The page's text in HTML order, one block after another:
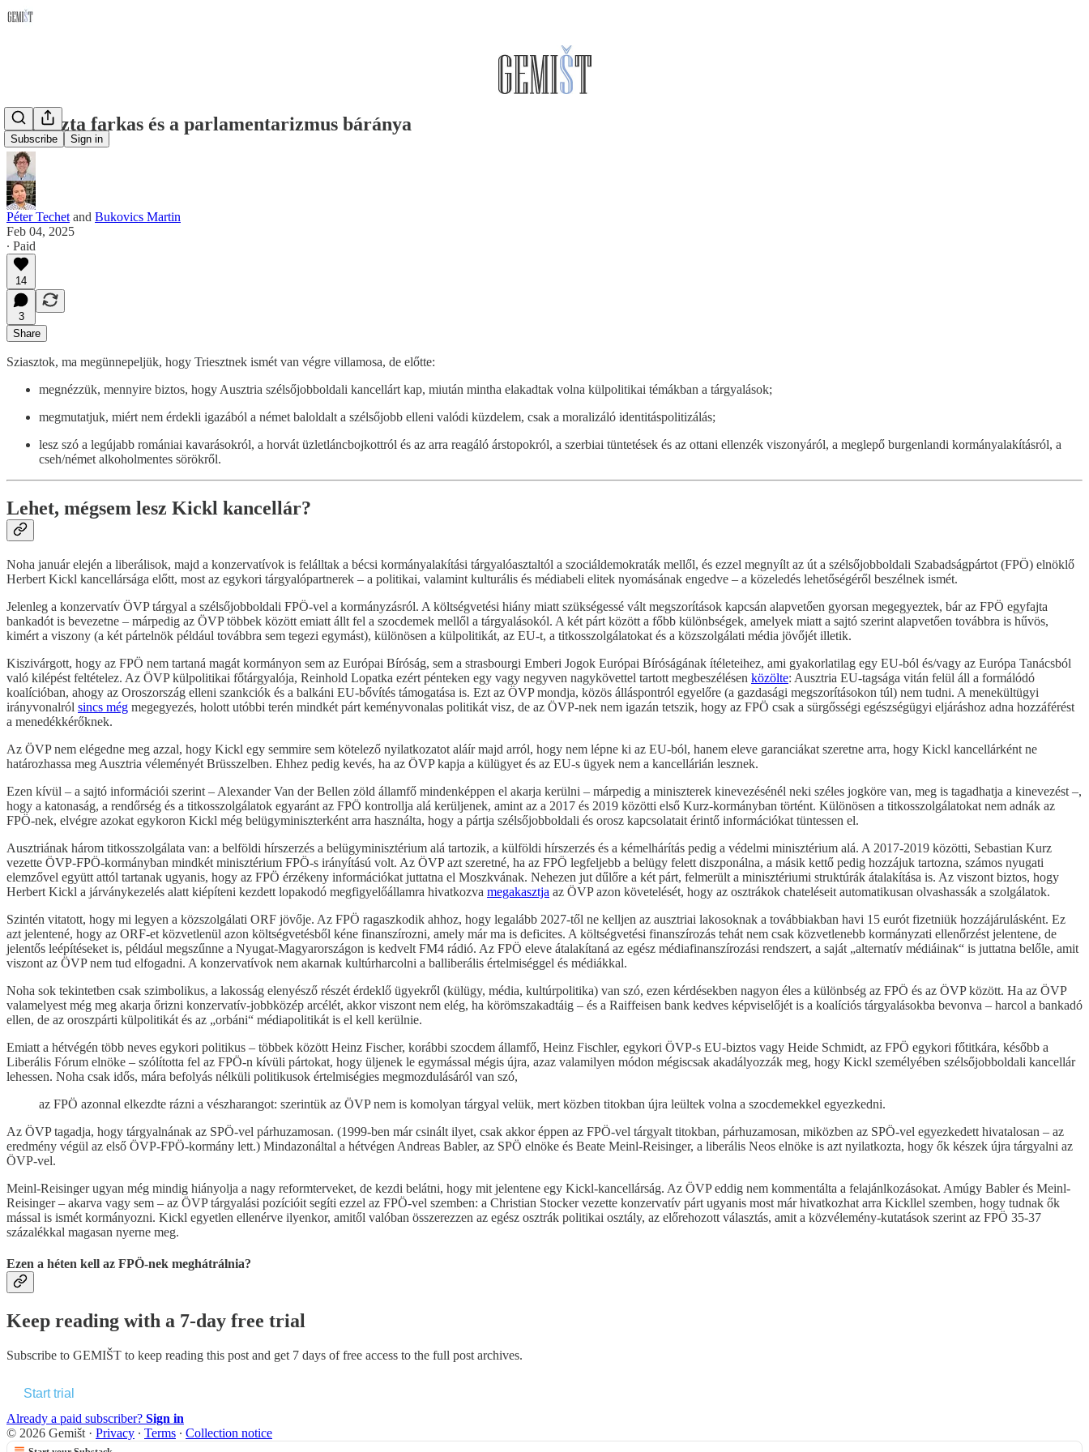
Subscribe Sign in
A fasiszta farkas és a parlamentarizmus báránya
Péter Techet and Bukovics Martin
Feb 04, 2025
∙ Paid
14
3
Share
Sziasztok, ma megünnepeljük, hogy Triesztnek ismét van végre villamosa, de előtte:
megnézzük, mennyire biztos, hogy Ausztria szélsőjobboldali kancellárt kap, miután mintha elakadtak volna külpolitikai témákban a tárgyalások;
megmutatjuk, miért nem érdekli igazából a német baloldalt a szélsőjobb elleni valódi küzdelem, csak a moralizáló identitáspolitizálás;
lesz szó a legújabb romániai kavarásokról, a horvát üzletláncbojkottról és az arra reagáló árstopokról, a szerbiai tüntetések és az ottani ellenzék viszonyáról, a meglepő burgenlandi kormányalakításról, a
cseh/német alkoholmentes sörökről.
Lehet, mégsem lesz Kickl kancellár?
Noha január elején a liberálisok, majd a konzervatívok is felálltak a bécsi kormányalakítási tárgyalóasztaltól a szociáldemokraták mellől, és ezzel megnyílt az út a szélsőjobboldali Szabadságpártot (FPÖ) elnöklő
Herbert Kickl kancellársága előtt, most az egykori tárgyalópartnerek – a politikai, valamint kulturális és médiabeli elitek nyomásának engedve – a közeledés lehetőségéről beszélnek ismét.
Jelenleg a konzervatív ÖVP tárgyal a szélsőjobboldali FPÖ-vel a kormányzásról. A költségvetési hiány miatt szükségessé vált megszorítások kapcsán alapvetően gyorsan megegyeztek, bár az FPÖ egyfajta
bankadót is bevezetne – márpedig az ÖVP többek között emiatt állt fel a szocdemek mellől a tárgyalásokól. A két párt között a főbb különbségek, amelyek miatt a sajtó szerint alapvetően továbbra is hűvös,
kimért a viszony (a két pártelnök például továbbra sem tegezi egymást), különösen a külpolitikát, az EU-t, a titkosszolgálatokat és a közszolgálati média jövőjét illetik.
Kiszivárgott, hogy az FPÖ nem tartaná magát kormányon sem az Európai Bíróság, sem a strasbourgi Emberi Jogok Európai Bíróságának ítéleteihez, ami gyakorlatilag egy EU-ból és/vagy az Európa Tanácsból
való kilépést feltételez. Az ÖVP külpolitikai főtárgyalója, Reinhold Lopatka ezért pénteken egy vagy negyven nagykövettel tartott megbeszélésen közölte: Ausztria EU-tagsága vitán felül áll a formálódó
koalícióban, ahogy az Oroszország elleni szankciók és a balkáni EU-bővítés támogatása is. Ezt az ÖVP mondja, közös álláspontról egyelőre (a gazdasági megszorításokon túl) nem tudni. A menekültügyi
irányvonalról sincs még megegyezés, holott utóbbi terén mindkét párt keményvonalas politikát visz, de az ÖVP-nek nem igazán tetszik, hogy az FPÖ csak a sürgősségi egészségügyi eljáráshoz adna hozzáférést
a menedékkérőknek.
Az ÖVP nem elégedne meg azzal, hogy Kickl egy semmire sem kötelező nyilatkozatot aláír majd arról, hogy nem lépne ki az EU-ból, hanem eleve garanciákat szeretne arra, hogy Kickl kancellárként ne
határozhassa meg Ausztria véleményét Brüsszelben. Ehhez pedig kevés, ha az ÖVP kapja a külügyet és az EU-s ügyek nem a kancellárián lesznek.
Ezen kívül – a sajtó információi szerint – Alexander Van der Bellen zöld államfő mindenképpen el akarja kerülni – márpedig a miniszterek kinevezésénél neki széles jogköre van, meg is tagadhatja a kinevezést –,
hogy a katonaság, a rendőrség és a titkosszolgálatok egyaránt az FPÖ kontrollja alá kerüljenek, amint az a 2017 és 2019 közötti első Kurz-kormányban történt. Különösen a titkosszolgálatokat nem adnák az
FPÖ-nek, elvégre azokat egykoron Kickl még belügyminiszterként arra használta, hogy a pártja szélsőjobboldali és orosz kapcsolatait érintő információkat tüntessen el.
Ausztriának három titkosszolgálata van: a belföldi hírszerzés a belügyminisztérium alá tartozik, a külföldi hírszerzés és a kémelhárítás pedig a védelmi minisztérium alá. A 2017-2019 közötti, Sebastian Kurz
vezette ÖVP-FPÖ-kormányban mindkét minisztérium FPÖ-s irányítású volt. Az ÖVP azt szeretné, ha az FPÖ legfeljebb a belügy felett diszponálna, a másik kettő pedig hozzájuk tartozna, számos nyugati
elemzővel együtt attól tartanak ugyanis, hogy az FPÖ érzékeny információkat juttatna el Moszkvának. Nehezen jut dűlőre a két párt, felmerült a minisztériumi struktúrák átalakítása is. Az viszont biztos, hogy
Herbert Kickl a járványkezelés alatt kiépíteni kezdett lopakodó megfigyelőállamra hivatkozva megakasztja az ÖVP azon követelését, hogy az osztrákok chateléseit automatikusan olvashassák a szolgálatok.
Szintén vitatott, hogy mi legyen a közszolgálati ORF jövője. Az FPÖ ragaszkodik ahhoz, hogy legalább 2027-től ne kelljen az ausztriai lakosoknak a továbbiakban havi 15 eurót fizetniük hozzájárulásként. Ez
azt jelentené, hogy az ORF-et közvetlenül azon költségvetésből kéne finanszírozni, amely már ma is deficites. A költségvetési finanszírozás tehát nem csak közvetlenebb kormányzati ellenőrzést jelentene, de
jelentős leépítéseket is, például megszűnne a Nyugat-Magyarországon is kedvelt FM4 rádió. Az FPÖ eleve átalakítaná az egész médiafinanszírozási rendszert, a saját „alternatív médiáinak“ is juttatna belőle, amit
viszont az ÖVP nem tud elfogadni. A konzervatívok nem akarnak kultúrharcolni a balliberális értelmiséggel és médiákkal.
Noha sok tekintetben csak szimbolikus, a lakosság elenyésző részét érdeklő ügyekről (külügy, média, kultúrpolitika) van szó, ezen kérdésekben nagyon éles a különbség az FPÖ és az ÖVP között. Ha az ÖVP
valamelyest még meg akarja őrizni konzervatív-jobbközép arcélét, akkor viszont nem elég, ha körömszakadtáig – és a Raiffeisen bank kedves képviselőjét is a koalíciós tárgyalásokba bevonva – harcol a bankadó
ellen, de az oroszpárti külpolitikát és az „orbáni“ médiapolitikát is el kell kerülnie.
Emiatt a hétvégén több neves egykori politikus – többek között Heinz Fischer, korábbi szocdem államfő, Heinz Fischler, egykori ÖVP-s EU-biztos vagy Heide Schmidt, az FPÖ egykori főtitkára, később a
Liberális Fórum elnöke – szólította fel az FPÖ-n kívüli pártokat, hogy üljenek le egymással mégis újra, azaz valamilyen módon mégiscsak akadályozzák meg, hogy Kickl személyében szélsőjobboldali kancellár
lehessen. Noha csak idős, mára befolyás nélküli politikusok értelmiségies megmozdulásáról van szó,
az FPÖ azonnal elkezdte rázni a vészharangot: szerintük az ÖVP nem is komolyan tárgyal velük, mert közben titokban újra leültek volna a szocdemekkel egyezkedni.
Az ÖVP tagadja, hogy tárgyalnának az SPÖ-vel párhuzamosan. (1999-ben már csinált ilyet, csak akkor éppen az FPÖ-vel tárgyalt titokban, párhuzamosan, miközben az SPÖ-vel egyezkedett hivatalosan – az
eredmény végül az első ÖVP-FPÖ-kormány lett.) Mindazonáltal a hétvégen Andreas Babler, az SPÖ elnöke és Beate Meinl-Reisinger, a liberális Neos elnöke is azt nyilatkozta, hogy ők készek újra tárgyalni az
ÖVP-vel.
Meinl-Reisinger ugyan még mindig hiányolja a nagy reformterveket, de kezdi belátni, hogy mit jelentene egy Kickl-kancellárság. Az ÖVP eddig nem kommentálta a felajánlkozásokat. Amúgy Babler és Meinl-
Reisinger – akarva vagy sem – az ÖVP tárgyalási pozícióit segíti ezzel az FPÖ-vel szemben: a Christian Stocker vezette konzervatív párt ugyanis most már hivatkozhat arra Kickllel szemben, hogy tudnak ők
mással is ismét kormányozni. Kickl egyetlen ellenérve ilyenkor, amitől valóban összerezzen az egész osztrák politikai osztály, az előrehozott választás, amit a közvélemény-kutatások szerint az FPÖ 35-37
százalékkal magasan nyerne meg.
Ezen a héten kell az FPÖ-nek meghátrálnia?
Keep reading with a 7-day free trial
Subscribe to GEMIŠT to keep reading this post and get 7 days of free access to the full post archives.
Start trial
Already a paid subscriber? Sign in
© 2026 Gemišt · Privacy ∙ Terms ∙ Collection notice